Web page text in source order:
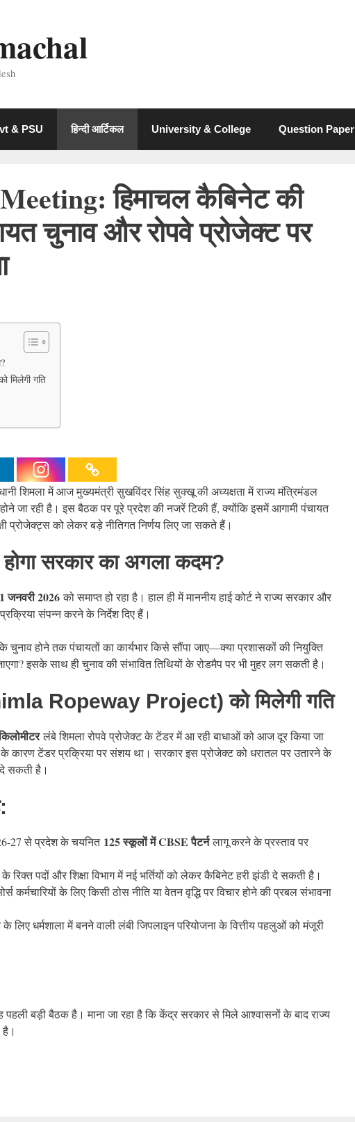
& PSU हिन्दी आर्टिकल University & College Question Paper
हिमाचल कैबिनेट की
चुनाव और रोपवे प्रोजेक्ट पर
मिलेगी गति
शिमला में आज मुख्यमंत्री सुखविंदर सिंह सुक्खू की अध्यक्षता में राज्य मंत्रिमंडल
जा रही है। इस बैठक पर पूरे प्रदेश की नजरें टिकी हैं, क्योंकि इसमें आगामी पंचायत
प्रोजेक्ट्स को लेकर बड़े नीतिगत निर्णय लिए जा सकते हैं।
सरकार का अगला कदम?
जनवरी 2026को समाप्त हो रहा है। हाल ही में माननीय हाई कोर्ट ने राज्य सरकार और
संपन्न करने के निर्देश दिए हैं।
होने तक पंचायतों का कार्यभार किसे सौंपा जाए—क्या प्रशासकों की नियुक्ति
जाएगा? इसके साथ ही चुनाव की संभावित तिथियों के रोडमैप पर भी मुहर लग सकती है।
Ropeway Project) को मिलेगी गति
लंबे शिमला रोपवे प्रोजेक्ट के टेंडर में आ रही बाधाओं को आज दूर किया जा
टेंडर प्रक्रिया पर संशय था। सरकार इस प्रोजेक्ट को धरातल पर उतारने के
दे सकती है।
27 से प्रदेश के चयनित 125 स्कूलों में CBSE पैटर्नलागू करने के प्रस्ताव पर
के रिक्त पदों और शिक्षा विभाग में नई भर्तियों को लेकर कैबिनेट हरी झंडी दे सकती है।
कर्मचारियों के लिए किसी ठोस नीति या वेतन वृद्धि पर विचार होने की प्रबल संभावना
के लिए धर्मशाला में बनने वाली लंबी जिपलाइन परियोजना के वित्तीय पहलुओं को मंजूरी
बड़ी बैठक है। माना जा रहा है कि केंद्र सरकार से मिले आश्वासनों के बाद राज्य